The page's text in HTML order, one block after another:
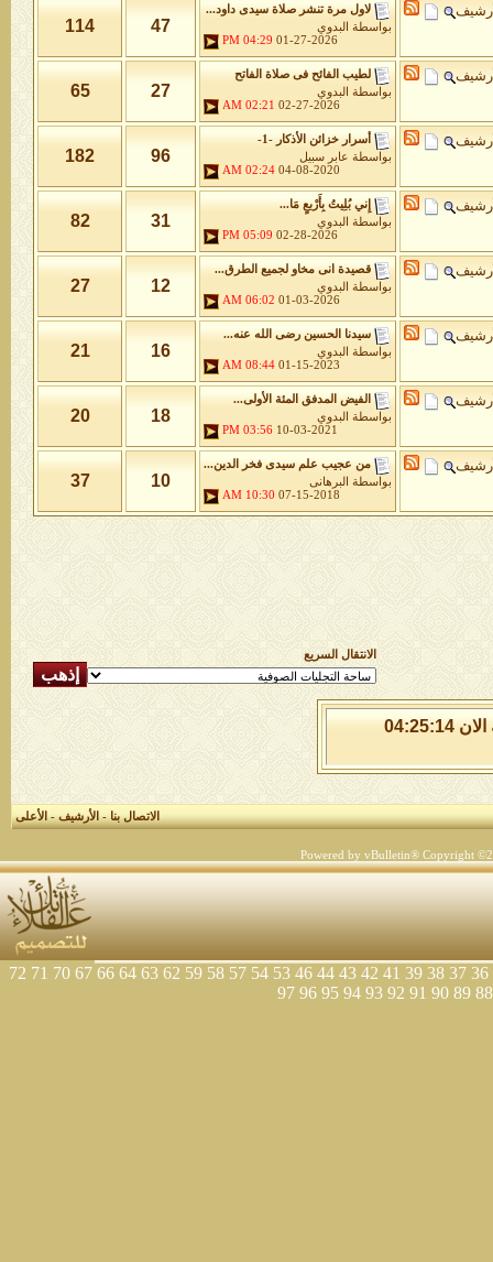
لاول مرة تنشر صلاة سيدى داود...
بواسطة
البدوي
01-27-2026
04:29 PM
47
114
لطيب الفائح فى صلاة الفاتح
بواسطة
البدوي
02-27-2026
02:21 AM
27
65
أسرار خزائن اﻷذكار -1-
بواسطة عابر سبيل
04-08-2020
02:24 AM
96
182
إِني بُلِيتُ بِأَرْبعٍ مَا...
بواسطة
البدوي
02-28-2026
05:09 PM
31
82
قصيدة انى مخاو لجميع الطرق...
بواسطة
البدوي
01-03-2026
06:02 AM
12
27
سيدنا الحسين رضى الله عنه...
بواسطة
البدوي
01-15-2023
08:44 AM
16
21
الفيض المدفق المئة الأولى...
بواسطة
البدوي
10-03-2021
03:56 PM
18
20
من عجيب علم سيدى فخر الدين...
بواسطة
البرهانى
07-15-2018
10:30 AM
10
37
الانتقال السريع
الاحد 9 من اغسطس 2026 , الساعة الان 04:25:14
الاتصال بنا-الأرشيف-الأعلى
Powered by vBulletin® Copyright
36
37
38
39
41
42
43
44
46
53
54
57
58
59
62
63
64
66
67
70
71
72
88
89
90
91
92
93
94
95
96
97